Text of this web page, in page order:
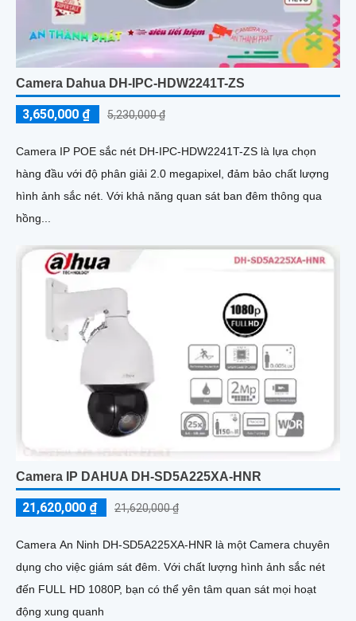
Camera Dahua DH-IPC-HDW2241T-ZS
3,650,000 ₫ 5,230,000 ₫
Camera IP POE sắc nét DH-IPC-HDW2241T-ZS là lựa chọn
hàng đầu với độ phân giải 2.0 megapixel, đảm bảo chất lượng
hình ảnh sắc nét. Với khả năng quan sát ban đêm thông qua
hồng...
Camera IP DAHUA DH-SD5A225XA-HNR
21,620,000 ₫ 21,620,000 ₫
Camera An Ninh DH-SD5A225XA-HNR là một Camera chuyên
dụng cho việc giám sát đêm. Với chất lượng hình ảnh sắc nét
đến FULL HD 1080P, bạn có thể yên tâm quan sát mọi hoạt
động xung quanh